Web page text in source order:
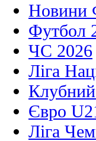
Новини
Футбол
ЧС 2026
Ліга
Клубний
Євро
Ліга